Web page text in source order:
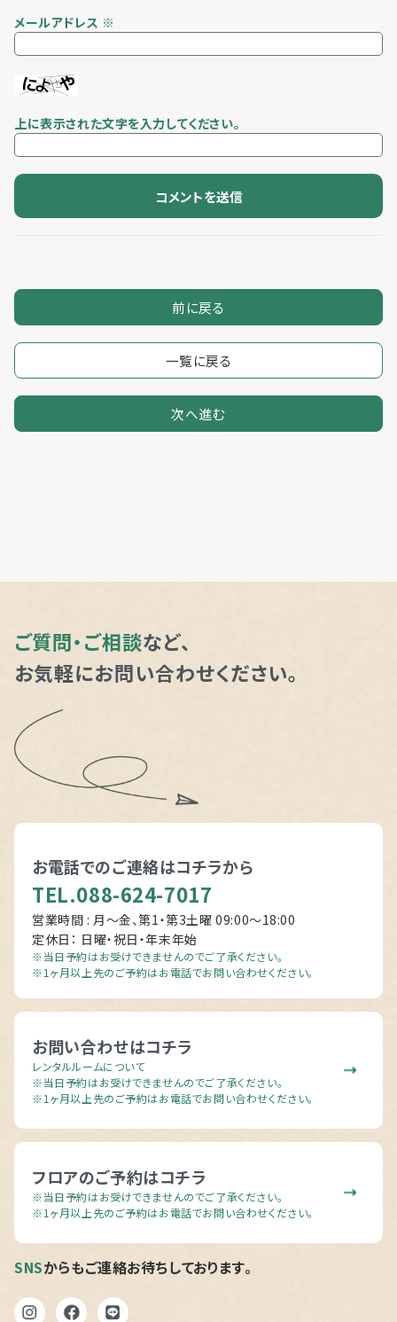
メールアドレス ※
上に表示された文字を入力してください。
前に戻る
一覧に戻る
次へ進む
ご質問・ご相談など、
お気軽にお問い合わせください。
お電話でのご連絡はコチラから
TEL.088-624-7017
営業時間 : 月～金、第1・第3土曜 09:00〜18:00
定休日： 日曜・祝日・年末年始
※当日予約はお受けできませんのでご了承ください。
※1ヶ月以上先のご予約はお電話でお問い合わせください。
お問い合わせはコチラ
レンタルルームについて
※当日予約はお受けできませんのでご了承ください。
※1ヶ月以上先のご予約はお電話でお問い合わせください。
フロアのご予約はコチラ
※当日予約はお受けできませんのでご了承ください。
※1ヶ月以上先のご予約はお電話でお問い合わせください。
SNSからもご連絡お待ちしております。